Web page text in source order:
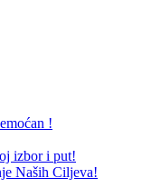
!
izbor i put!
Naših Ciljeva!